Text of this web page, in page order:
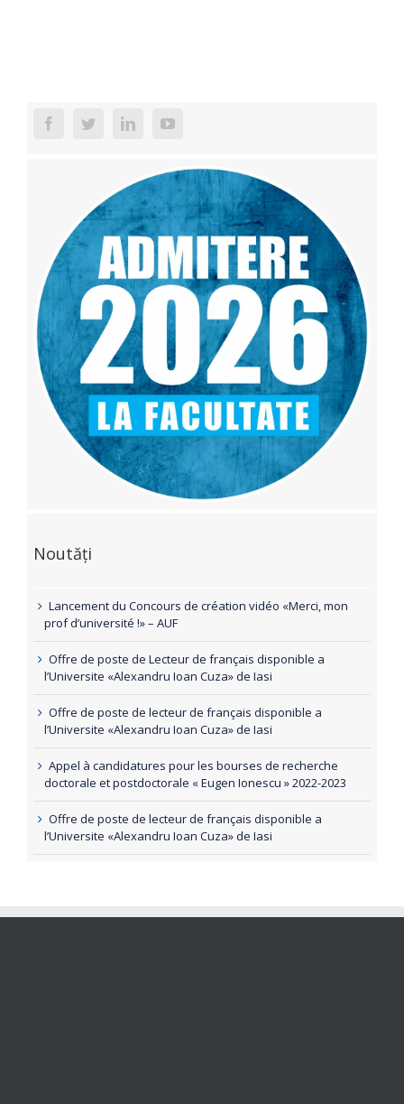
Noutăți
Lancement du Concours de création vidéo «Merci, mon
prof d’université !» – AUF
Offre de poste de Lecteur de français disponible a
l’Universite «Alexandru Ioan Cuza» de Iasi
Offre de poste de lecteur de français disponible a
l’Universite «Alexandru Ioan Cuza» de Iasi
Appel à candidatures pour les bourses de recherche
doctorale et postdoctorale « Eugen Ionescu » 2022-2023
Offre de poste de lecteur de français disponible a
l’Universite «Alexandru Ioan Cuza» de Iasi